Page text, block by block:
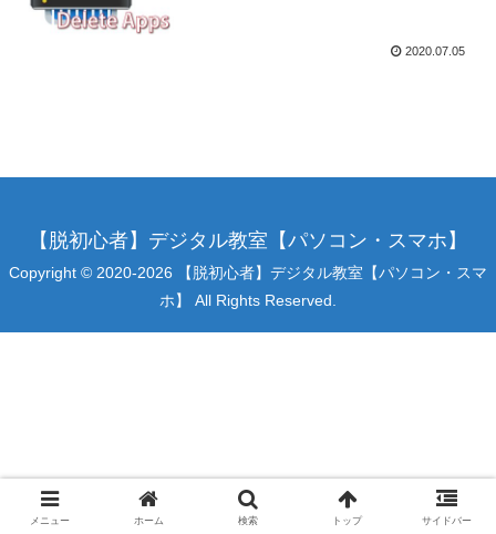
2020.07.05
【脱初心者】デジタル教室【パソコン・スマホ】
Copyright © 2020-2026 【脱初心者】デジタル教室【パソコン・スマ
ホ】 All Rights Reserved.
メニュー ホーム 検索 トップ サイドバー